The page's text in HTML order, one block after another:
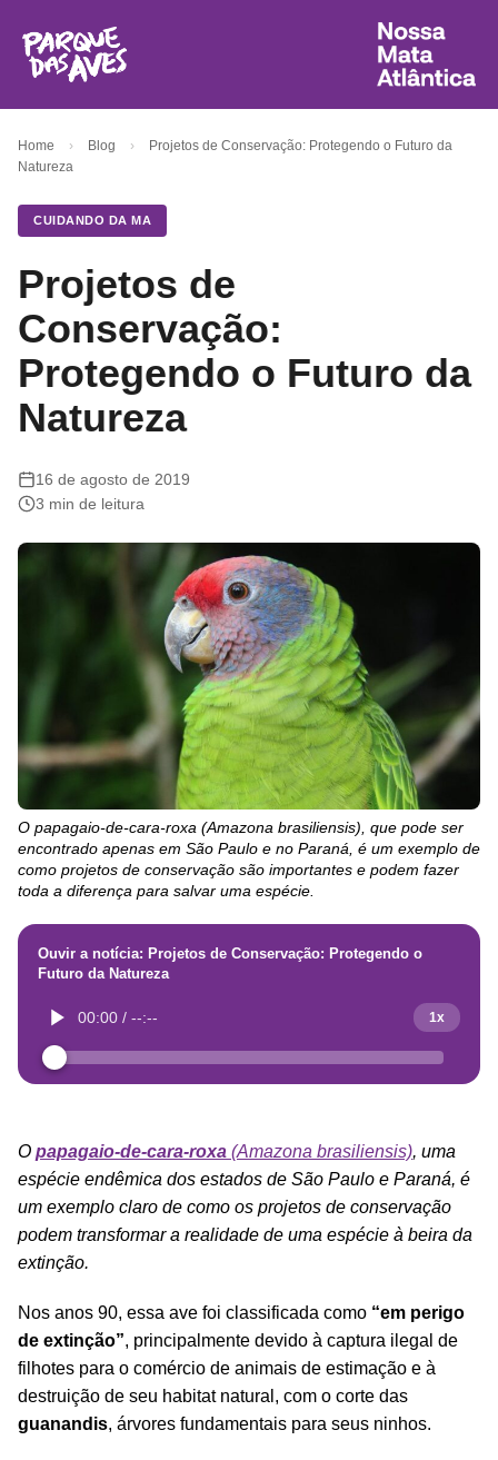
Home › Blog ›
Projetos de Conservação: Protegendo o Futuro da
Natureza
CUIDANDO DA MA
Projetos de
Conservação:
Protegendo o Futuro da
Natureza
16 de agosto de 2019
3 min de leitura
O papagaio-de-cara-roxa (Amazona brasiliensis), que pode ser
encontrado apenas em São Paulo e no Paraná, é um exemplo de
como projetos de conservação são importantes e podem fazer
toda a diferença para salvar uma espécie.
Ouvir a notícia: Projetos de Conservação: Protegendo o
Futuro da Natureza
00:00 / --:-- 1x
O papagaio-de-cara-roxa (Amazona brasiliensis), uma
espécie endêmica dos estados de São Paulo e Paraná, é
um exemplo claro de como os projetos de conservação
podem transformar a realidade de uma espécie à beira da
extinção.
Nos anos 90, essa ave foi classificada como “em perigo
de extinção”, principalmente devido à captura ilegal de
filhotes para o comércio de animais de estimação e à
destruição de seu habitat natural, com o corte das
guanandis, árvores fundamentais para seus ninhos.